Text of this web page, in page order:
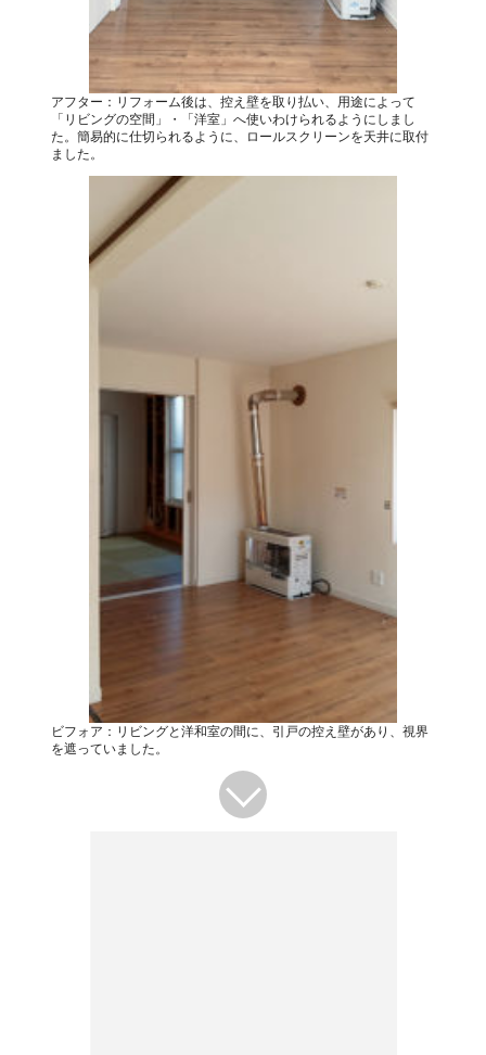
アフター：リフォーム後は、控え壁を取り払い、用途によって
「リビングの空間」・「洋室」へ使いわけられるようにしまし
た。簡易的に仕切られるように、ロールスクリーンを天井に取付
ました。
ビフォア：リビングと洋和室の間に、引戸の控え壁があり、視界
を遮っていました。